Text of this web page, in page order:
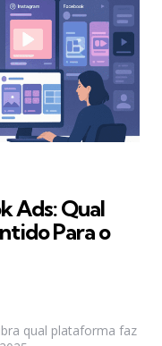
Ads: Qual
Para o
qual plataforma faz